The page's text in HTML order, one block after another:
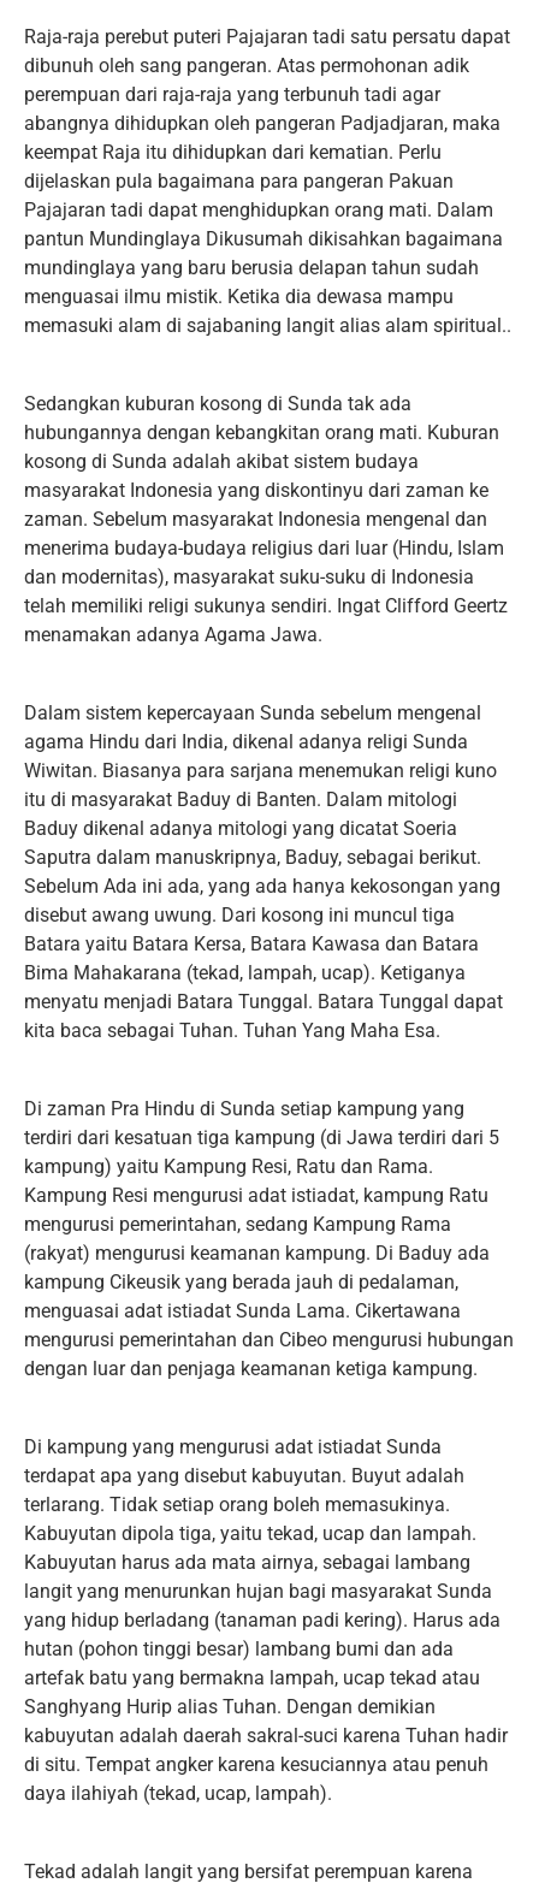
Raja-raja perebut puteri Pajajaran tadi satu persatu dapat
dibunuh oleh sang pangeran. Atas permohonan adik
perempuan dari raja-raja yang terbunuh tadi agar
abangnya dihidupkan oleh pangeran Padjadjaran, maka
keempat Raja itu dihidupkan dari kematian. Perlu
dijelaskan pula bagaimana para pangeran Pakuan
Pajajaran tadi dapat menghidupkan orang mati. Dalam
pantun Mundinglaya Dikusumah dikisahkan bagaimana
mundinglaya yang baru berusia delapan tahun sudah
menguasai ilmu mistik. Ketika dia dewasa mampu
memasuki alam di sajabaning langit alias alam spiritual..
Sedangkan kuburan kosong di Sunda tak ada
hubungannya dengan kebangkitan orang mati. Kuburan
kosong di Sunda adalah akibat sistem budaya
masyarakat Indonesia yang diskontinyu dari zaman ke
zaman. Sebelum masyarakat Indonesia mengenal dan
menerima budaya-budaya religius dari luar (Hindu, Islam
dan modernitas), masyarakat suku-suku di Indonesia
telah memiliki religi sukunya sendiri. Ingat Clifford Geertz
menamakan adanya Agama Jawa.
Dalam sistem kepercayaan Sunda sebelum mengenal
agama Hindu dari India, dikenal adanya religi Sunda
Wiwitan. Biasanya para sarjana menemukan religi kuno
itu di masyarakat Baduy di Banten. Dalam mitologi
Baduy dikenal adanya mitologi yang dicatat Soeria
Saputra dalam manuskripnya, Baduy, sebagai berikut.
Sebelum Ada ini ada, yang ada hanya kekosongan yang
disebut awang uwung. Dari kosong ini muncul tiga
Batara yaitu Batara Kersa, Batara Kawasa dan Batara
Bima Mahakarana (tekad, lampah, ucap). Ketiganya
menyatu menjadi Batara Tunggal. Batara Tunggal dapat
kita baca sebagai Tuhan. Tuhan Yang Maha Esa.
Di zaman Pra Hindu di Sunda setiap kampung yang
terdiri dari kesatuan tiga kampung (di Jawa terdiri dari 5
kampung) yaitu Kampung Resi, Ratu dan Rama.
Kampung Resi mengurusi adat istiadat, kampung Ratu
mengurusi pemerintahan, sedang Kampung Rama
(rakyat) mengurusi keamanan kampung. Di Baduy ada
kampung Cikeusik yang berada jauh di pedalaman,
menguasai adat istiadat Sunda Lama. Cikertawana
mengurusi pemerintahan dan Cibeo mengurusi hubungan
dengan luar dan penjaga keamanan ketiga kampung.
Di kampung yang mengurusi adat istiadat Sunda
terdapat apa yang disebut kabuyutan. Buyut adalah
terlarang. Tidak setiap orang boleh memasukinya.
Kabuyutan dipola tiga, yaitu tekad, ucap dan lampah.
Kabuyutan harus ada mata airnya, sebagai lambang
langit yang menurunkan hujan bagi masyarakat Sunda
yang hidup berladang (tanaman padi kering). Harus ada
hutan (pohon tinggi besar) lambang bumi dan ada
artefak batu yang bermakna lampah, ucap tekad atau
Sanghyang Hurip alias Tuhan. Dengan demikian
kabuyutan adalah daerah sakral-suci karena Tuhan hadir
di situ. Tempat angker karena kesuciannya atau penuh
daya ilahiyah (tekad, ucap, lampah).
Tekad adalah langit yang bersifat perempuan karena